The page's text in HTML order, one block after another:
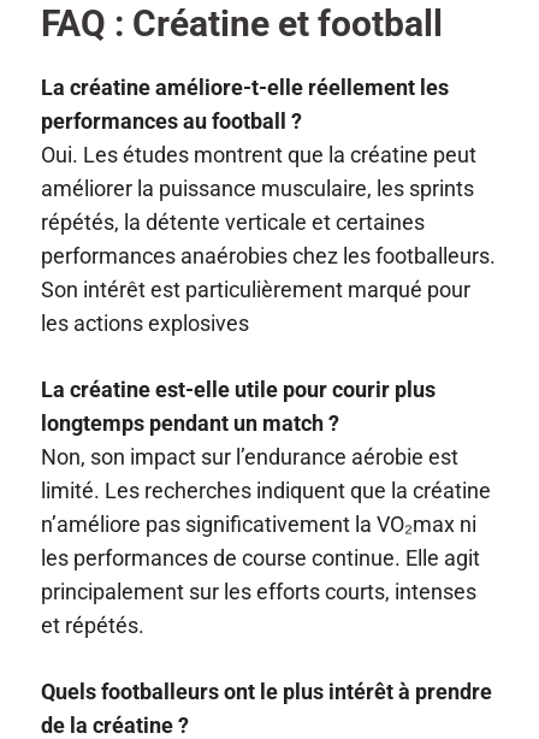
FAQ : Créatine et football
La créatine améliore-t-elle réellement les
performances au football ?
Oui. Les études montrent que la créatine peut
améliorer la puissance musculaire, les sprints
répétés, la détente verticale et certaines
performances anaérobies chez les footballeurs.
Son intérêt est particulièrement marqué pour
les actions explosives
La créatine est-elle utile pour courir plus
longtemps pendant un match ?
Non, son impact sur l’endurance aérobie est
limité. Les recherches indiquent que la créatine
n’améliore pas significativement la VO₂max ni
les performances de course continue. Elle agit
principalement sur les efforts courts, intenses
et répétés.
Quels footballeurs ont le plus intérêt à prendre
de la créatine ?